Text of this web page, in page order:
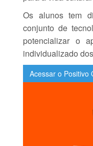
Os alunos tem
conjunto de
potencializar o
individualizado
Acessar o Positivo